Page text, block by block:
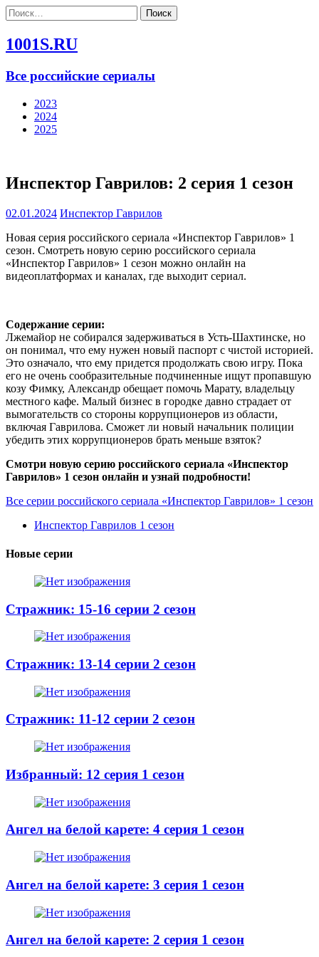
Найти:
1001S.RU
Все российские сериалы
2023
2024
2025
Инспектор Гаврилов: 2 серия 1 сезон
02.01.2024 Инспектор Гаврилов
Новая серия российского сериала «Инспектор Гаврилов» 1
сезон. Смотреть новую серию российского сериала
«Инспектор Гаврилов» 1 сезон можно онлайн на
видеоплатформах и каналах, где выходит сериал.
Содержание серии:
Лжемайор не собирался задерживаться в Усть-Шахтинске, но
он понимал, что ему нужен новый паспорт с чистой историей.
Это означало, что ему придется продолжать свою игру. Пока
его не очень сообразительные подчиненные ищут пропавшую
козу Фимку, Александр обещает помочь Марату, владельцу
местного кафе. Малый бизнес в городке давно страдает от
вымогательств со стороны коррупционеров из области,
включая Гаврилова. Сможет ли новый начальник полиции
убедить этих коррупционеров брать меньше взяток?
Смотри новую серию российского сериала «Инспектор
Гаврилов» 1 сезон онлайн и узнай подробности!
Все серии российского сериала «Инспектор Гаврилов» 1 сезон
Инспектор Гаврилов 1 сезон
Новые серии
Стражник: 15-16 серии 2 сезон
Стражник: 13-14 серии 2 сезон
Стражник: 11-12 серии 2 сезон
Избранный: 12 серия 1 сезон
Ангел на белой карете: 4 серия 1 сезон
Ангел на белой карете: 3 серия 1 сезон
Ангел на белой карете: 2 серия 1 сезон